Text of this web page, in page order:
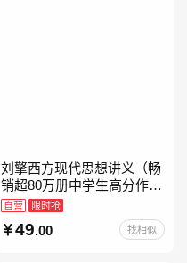
刘擎西方现代思想讲义（畅
销超80万册中学生高分作文
素材库常驻寒暑假阅读书
单，奇葩说导师刘擎经典之
作讲透西方思想史，哲学知
自营 限时抢
49.00 找相似